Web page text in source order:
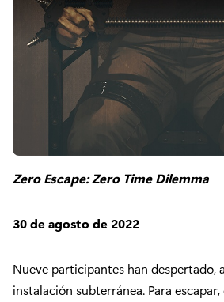
Zero Escape: Zero Time Dilemma
30 de agosto de 2022
Nueve participantes han despertado,
instalación subterránea. Para